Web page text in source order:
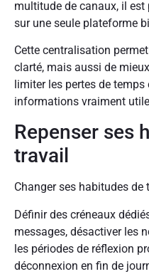
multitude de canaux, il
sur une seule plateforme
Cette centralisation
clarté, mais aussi de
limiter les pertes de
informations vraiment
Repenser ses
travail
Changer ses habitudes
Définir des créneaux
messages, désactiver les
les périodes de réflexion
déconnexion en fin de